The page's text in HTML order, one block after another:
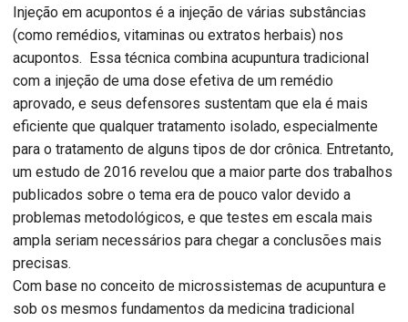
Injeção em acupontos é a injeção de várias substâncias
(como remédios, vitaminas ou extratos herbais) nos
acupontos. Essa técnica combina acupuntura tradicional
com a injeção de uma dose efetiva de um remédio
aprovado, e seus defensores sustentam que ela é mais
eficiente que qualquer tratamento isolado, especialmente
para o tratamento de alguns tipos de dor crônica. Entretanto,
um estudo de 2016 revelou que a maior parte dos trabalhos
publicados sobre o tema era de pouco valor devido a
problemas metodológicos, e que testes em escala mais
ampla seriam necessários para chegar a conclusões mais
precisas.
Com base no conceito de microssistemas de acupuntura e
sob os mesmos fundamentos da medicina tradicional